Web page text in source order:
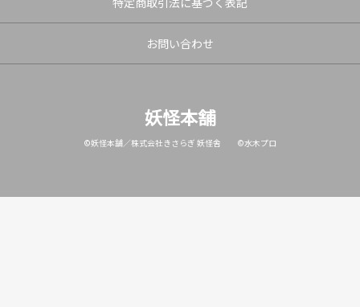
お問い合わせ
妖怪本舗
©妖怪本舗／株式会社きさらぎ 妖怪舎 ©水木プロ